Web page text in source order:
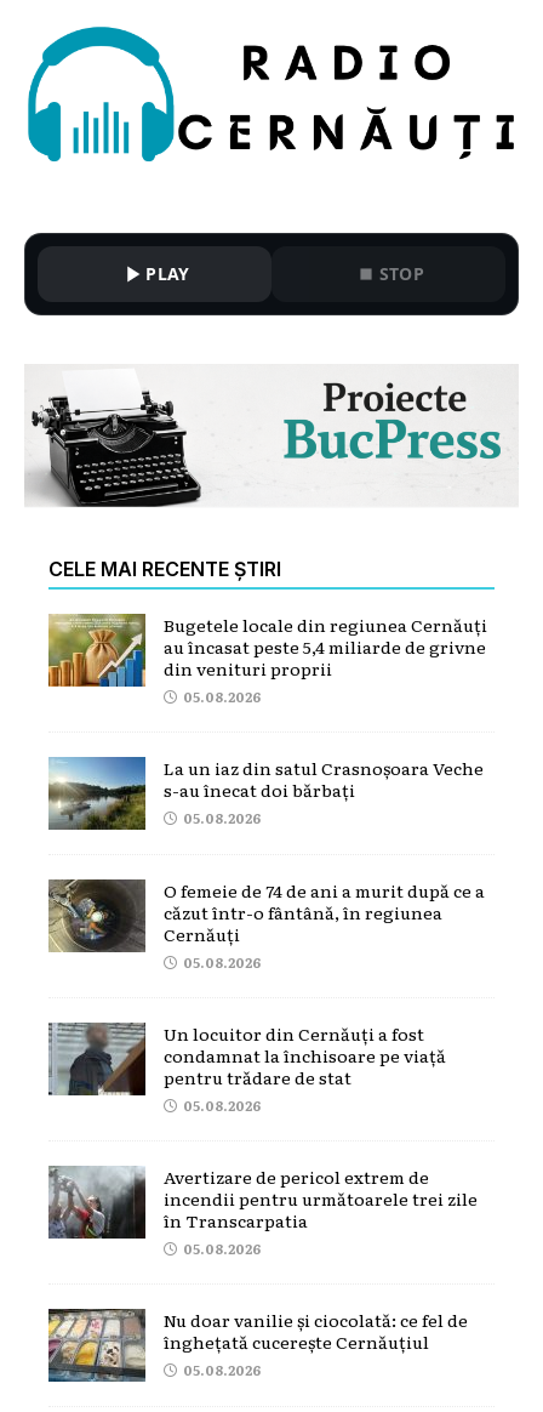
PLAY STOP
CELE MAI RECENTE ȘTIRI
Bugetele locale din regiunea Cernăuți
au încasat peste 5,4 miliarde de grivne
din venituri proprii
05.08.2026
La un iaz din satul Crasnoșoara Veche
s-au înecat doi bărbați
05.08.2026
O femeie de 74 de ani a murit după ce a
căzut într-o fântână, în regiunea
Cernăuți
05.08.2026
Un locuitor din Cernăuți a fost
condamnat la închisoare pe viață
pentru trădare de stat
05.08.2026
Avertizare de pericol extrem de
incendii pentru următoarele trei zile
în Transcarpatia
05.08.2026
Nu doar vanilie și ciocolată: ce fel de
înghețată cucerește Cernăuțiul
05.08.2026